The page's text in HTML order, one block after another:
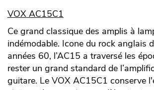
VOX AC15C1
Ce grand classique des amplis à
indémodable. Icone du rock anglais
années 60, l’AC15 a traversé les
rester un grand standard de
guitare. Le VOX AC15C1 conserve